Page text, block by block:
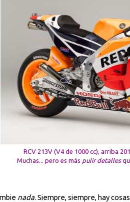
RCV 213V (V4 de 1000 cc), arriba
Muchas... pero es más pulir detalles
nada. Siempre, siempre, hay